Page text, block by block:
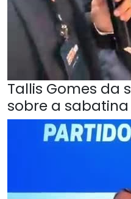
Tallis Gomes da
sobre a sabatina